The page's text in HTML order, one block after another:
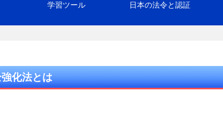
学習ツール 日本の法令と認証
化法とは